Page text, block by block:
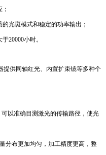
光斑模式和稳定的功率输出；
20000小时。
提供同轴红光、内置扩束镜等多种个
以准确目测激光的传输路径，使光
分布更加均匀，加工精度更高，整